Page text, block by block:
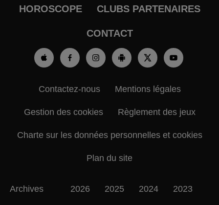
HOROSCOPE CLUBS PARTENAIRES
CONTACT
Contactez-nous Mentions légales
Gestion des cookies Règlement des jeux
Charte sur les données personnelles et cookies
Plan du site
Archives 2026 2025 2024 2023